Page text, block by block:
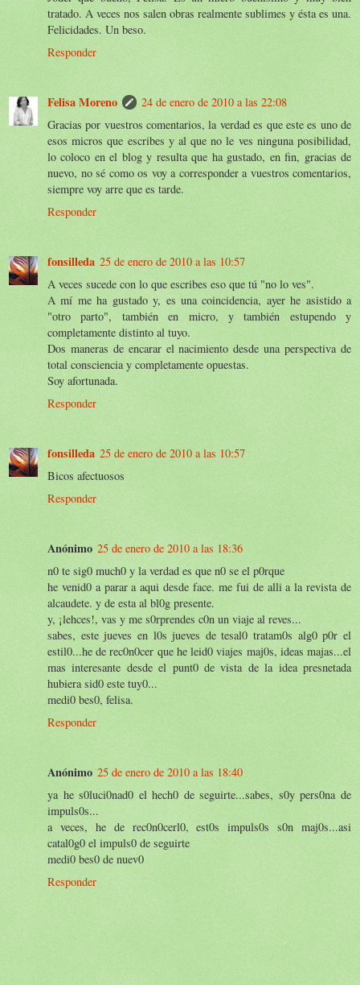
tratado. A veces nos salen obras realmente sublimes y ésta es una.
Felicidades. Un beso.
Responder
Felisa Moreno
24 de enero de 2010 a las 22:08
Gracias por vuestros comentarios, la verdad es que este es uno de
esos micros que escribes y al que no le ves ninguna posibilidad,
lo coloco en el blog y resulta que ha gustado, en fin, gracias de
nuevo, no sé como os voy a corresponder a vuestros comentarios,
siempre voy arre que es tarde.
Responder
fonsilleda 25 de enero de 2010 a las 10:57
A veces sucede con lo que escribes eso que tú "no lo ves".
A mí me ha gustado y, es una coincidencia, ayer he asistido a
"otro parto", también en micro, y también estupendo y
completamente distinto al tuyo.
Dos maneras de encarar el nacimiento desde una perspectiva de
total consciencia y completamente opuestas.
Soy afortunada.
Responder
fonsilleda 25 de enero de 2010 a las 10:57
Bicos afectuosos
Responder
Anónimo 25 de enero de 2010 a las 18:36
n0 te sig0 much0 y la verdad es que n0 se el p0rque
he venid0 a parar a aqui desde face. me fui de alli a la revista de
alcaudete. y de esta al bl0g presente.
y, ¡lehces!, vas y me s0rprendes c0n un viaje al reves...
sabes, este jueves en l0s jueves de tesal0 tratam0s alg0 p0r el
estil0...he de rec0n0cer que he leid0 viajes maj0s, ideas majas...el
mas interesante desde el punt0 de vista de la idea presnetada
hubiera sid0 este tuy0...
medi0 bes0, felisa.
Responder
Anónimo 25 de enero de 2010 a las 18:40
ya he s0luci0nad0 el hech0 de seguirte...sabes, s0y pers0na de
impuls0s...
a veces, he de rec0n0cerl0, est0s impuls0s s0n maj0s...asi
catal0g0 el impuls0 de seguirte
medi0 bes0 de nuev0
Responder